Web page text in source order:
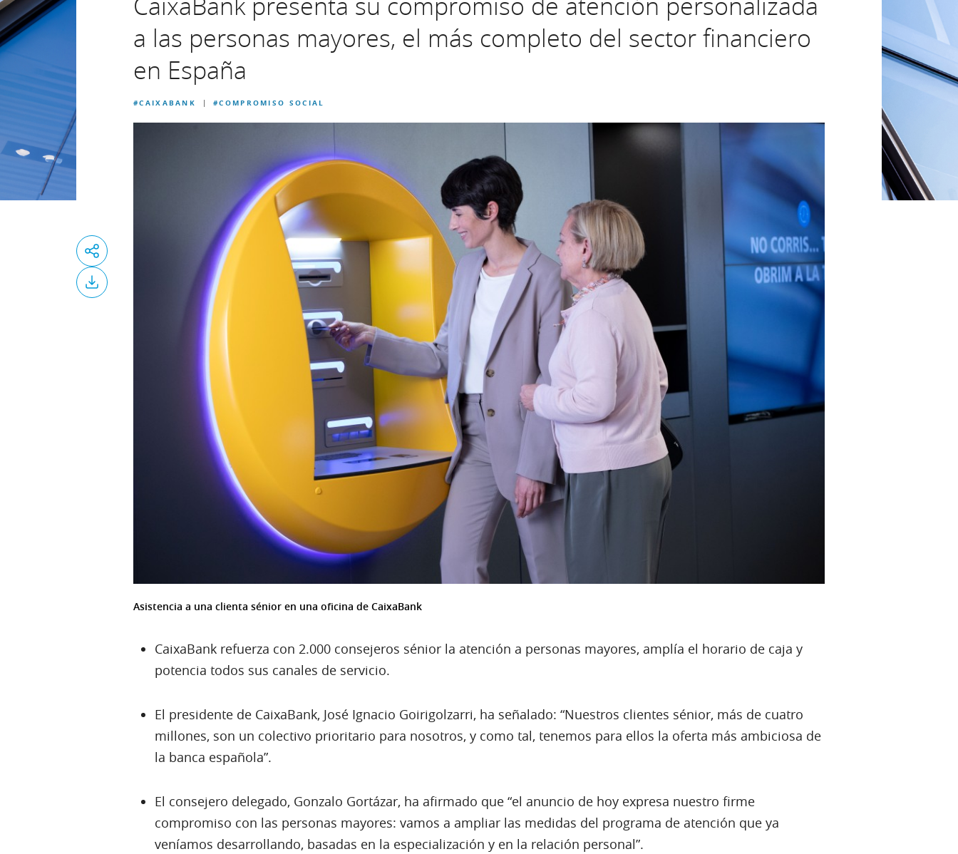
a las personas mayores, el más completo del sector financiero
en España
#CAIXABANK #COMPROMISO SOCIAL
Asistencia a una clienta sénior en una oficina de CaixaBank
CaixaBank refuerza con 2.000 consejeros sénior la atención a personas mayores, amplía el horario de caja y
potencia todos sus canales de servicio.
El presidente de CaixaBank, José Ignacio Goirigolzarri, ha señalado: “Nuestros clientes sénior, más de cuatro
millones, son un colectivo prioritario para nosotros, y como tal, tenemos para ellos la oferta más ambiciosa de
la banca española”.
El consejero delegado, Gonzalo Gortázar, ha afirmado que “el anuncio de hoy expresa nuestro firme
compromiso con las personas mayores: vamos a ampliar las medidas del programa de atención que ya
veníamos desarrollando, basadas en la especialización y en la relación personal”.